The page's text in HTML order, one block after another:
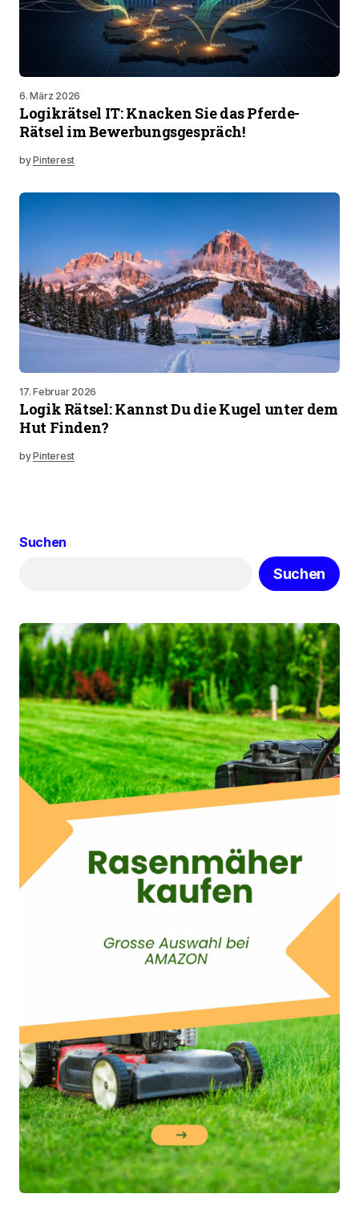
6. März 2026
Logikrätsel IT: Knacken Sie das Pferde-
Rätsel im Bewerbungsgespräch!
byPinterest
17. Februar 2026
Logik Rätsel: Kannst Du die Kugel unter dem
Hut Finden?
byPinterest
Suchen
Suchen